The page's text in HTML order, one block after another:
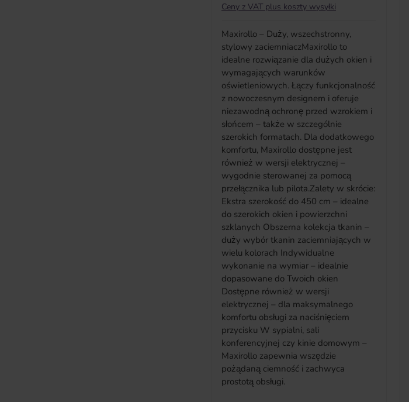
Ceny z VAT plus koszty wysyłki
Maxirollo – Duży, wszechstronny,
stylowy zaciemniaczMaxirollo to
idealne rozwiązanie dla dużych okien i
wymagających warunków
oświetleniowych. Łączy funkcjonalność
z nowoczesnym designem i oferuje
niezawodną ochronę przed wzrokiem i
słońcem – także w szczególnie
szerokich formatach. Dla dodatkowego
komfortu, Maxirollo dostępne jest
również w wersji elektrycznej –
wygodnie sterowanej za pomocą
przełącznika lub pilota.Zalety w skrócie:
Ekstra szerokość do 450 cm – idealne
do szerokich okien i powierzchni
szklanych Obszerna kolekcja tkanin –
duży wybór tkanin zaciemniających w
wielu kolorach Indywidualne
wykonanie na wymiar – idealnie
dopasowane do Twoich okien
Dostępne również w wersji
elektrycznej – dla maksymalnego
komfortu obsługi za naciśnięciem
przycisku W sypialni, sali
konferencyjnej czy kinie domowym –
Maxirollo zapewnia wszędzie
pożądaną ciemność i zachwyca
prostotą obsługi.